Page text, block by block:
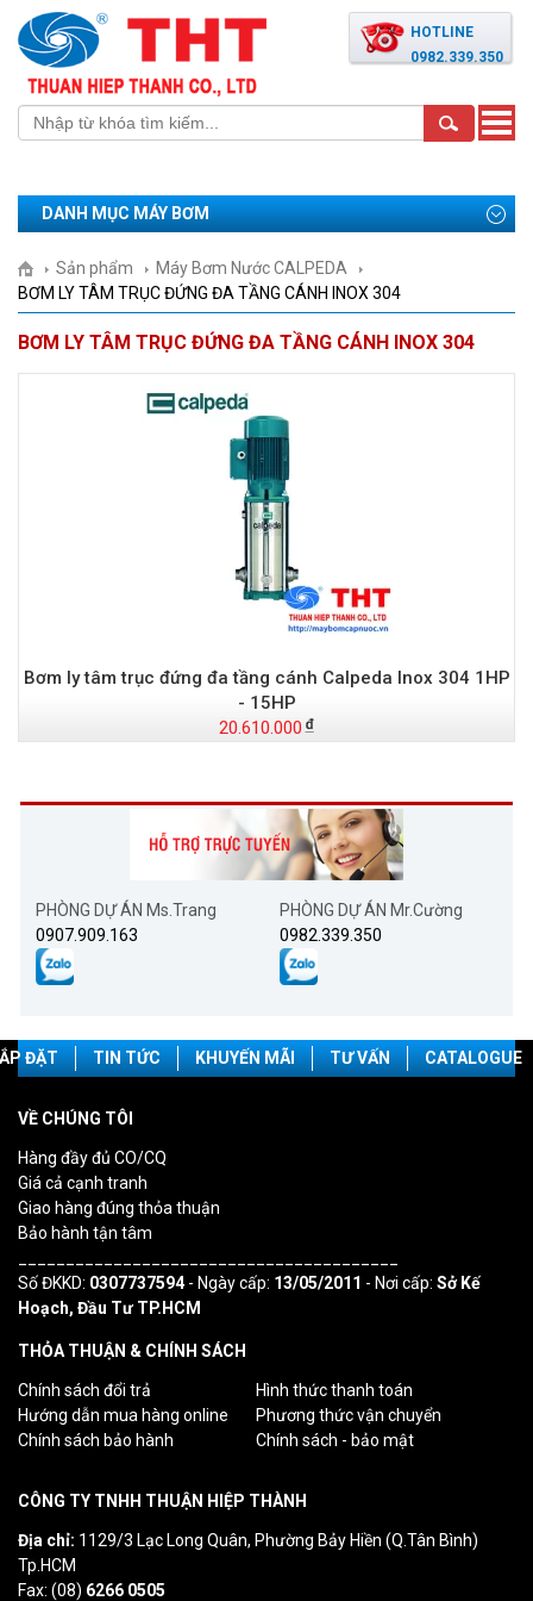
HOTLINE
0982.339.350
Toggle
DANH MỤC MÁY BƠM
Sản phẩm
Máy Bơm Nước CALPEDA
BƠM LY TÂM TRỤC ĐỨNG ĐA TẦNG CÁNH INOX 304
BƠM LY TÂM TRỤC ĐỨNG ĐA TẦNG CÁNH INOX 304
Bơm ly tâm trục đứng đa tầng cánh Calpeda Inox 304 1HP
- 15HP
20.610.000
PHÒNG DỰ ÁN Ms.Trang
0907.909.163
PHÒNG DỰ ÁN Mr.Cường
0982.339.350
ĐẶT TIN TỨC KHUYẾN MÃI TƯ VẤN CATALOGUE
VỀ CHÚNG TÔI
Hàng đầy đủ CO/CQ
Giá cả cạnh tranh
Giao hàng đúng thỏa thuận
Bảo hành tận tâm
Số ĐKKD: 0307737594- Ngày cấp: 13/05/2011 - Nơi cấp: Sở Kế
Hoạch, Đầu Tư TP.HCM
THỎA THUẬN & CHÍNH SÁCH
Chính sách đổi trả
Hình thức thanh toán
Hướng dẫn mua hàng online
Phương thức vận chuyển
Chính sách bảo hành
Chính sách - bảo mật
CÔNG TY TNHH THUẬN HIỆP THÀNH
Địa chỉ: 1129/3 Lạc Long Quân, Phường Bảy Hiền (Q.Tân Bình)
Tp.HCM
Fax: (08) 6266 0505